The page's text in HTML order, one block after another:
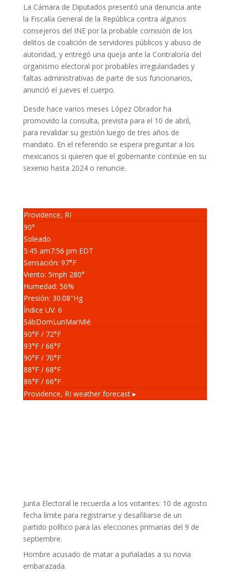
La Cámara de Diputados presentó una denuncia ante
la Fiscalía General de la República contra algunos
consejeros del INE por la probable comisión de los
delitos de coalición de servidores públicos y abuso de
autoridad, y entregó una queja ante la Contraloría del
organismo electoral por probables irregularidades y
faltas administrativas de parte de sus funcionarios,
anunció el jueves el cuerpo.
Desde hace varios meses López Obrador ha
promovido la consulta, prevista para el 10 de abril,
para revalidar su gestión luego de tres años de
mandato. En el referendo se espera preguntar a los
mexicanos si quieren que el gobernante continúe en su
sexenio hasta 2024 o renuncie.
Providence, RI
90°
Soleado
5:45 am7:56 pm EDT
Sensación: 97°F
Viento: 5mph 280°
Humedad: 56%
Presión: 30.08"Hg
Índice UV: 6
SábDomLunMarMié
90°F/ 72°F
93°F/ 66°F
90°F/ 70°F
88°F/ 68°F
86°F/ 66°F
Providence, RI weather forecast ▸
Junta Electoral le recuerda a los votantes: 10 de agosto
fecha límite para registrarse y desafiliarse de un
partido político para las elecciones primarias del 9 de
septiembre.
Hombre acusado de matar a puñaladas a su novia
embarazada.